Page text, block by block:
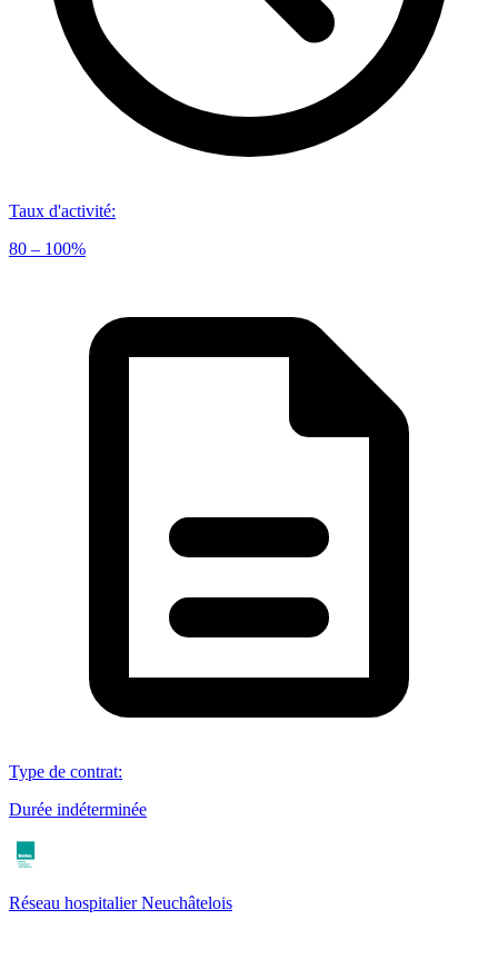
Taux d'activité:
80 – 100%
Type de contrat:
Durée indéterminée
Réseau hospitalier Neuchâtelois